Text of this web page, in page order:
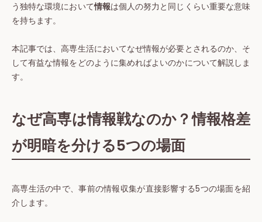
う独特な環境において情報は個人の努力と同じくらい重要な意味
を持ちます。
本記事では、高専生活においてなぜ情報が必要とされるのか、そ
して有益な情報をどのように集めればよいのかについて解説しま
す。
なぜ高専は情報戦なのか？情報格差
が明暗を分ける5つの場面
高専生活の中で、事前の情報収集が直接影響する5つの場面を紹
介します。